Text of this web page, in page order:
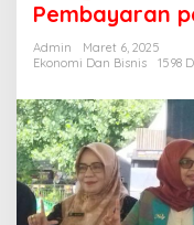
Pembayaran
Admin
Maret 6, 2025
Ekonomi Dan Bisnis
1598